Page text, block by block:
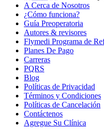
A Cerca de Nosotros
¿Cómo funciona?
Guía Preoperatoria
Autores & revisores
Flymedi Programa de
Planes De Pago
Carreras
PQRS
Blog
Políticas de Privacidad
Términos y Condiciones
Políticas de Cancelación
Contáctenos
Agregue Su Clínica